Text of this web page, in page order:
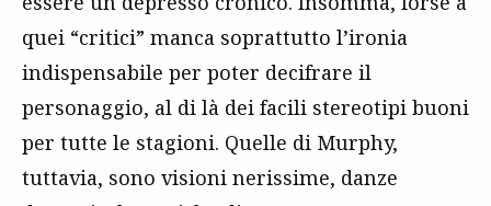
quei “critici” manca soprattutto l’ironia
indispensabile per poter decifrare il
personaggio, al di là dei facili stereotipi buoni
per tutte le stagioni. Quelle di Murphy,
tuttavia, sono visioni nerissime, danze